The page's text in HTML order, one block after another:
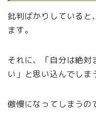
批判ばかりしていると
ます。
それに、「自分は絶対
い」と思い込んでしま
傲慢になってしまうの